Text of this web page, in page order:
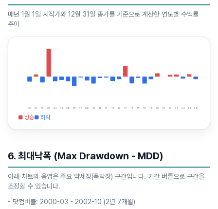
매년 1월 1일 시작가와 12월 31일 종가를 기준으로 계산한 연도별 수익률
추이
00 01 02 03 04 05 06 07 08 09 10 11 12 13 14 15 16 17 18 19 20 21 22 23 24 25 26
■ 상승■ 하락
6. 최대낙폭 (Max Drawdown - MDD)
아래 차트의 음영은 주요 약세장(폭락장) 구간입니다. 기간 버튼으로 구간을
조정할 수 있습니다.
- 닷컴버블: 2000-03 - 2002-10 (2년 7개월)